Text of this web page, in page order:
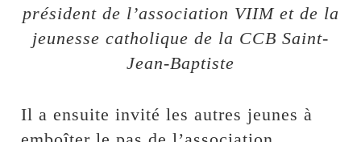
président de l’association VIIM et de la
jeunesse catholique de la CCB Saint-
Jean-Baptiste
Il a ensuite invité les autres jeunes à